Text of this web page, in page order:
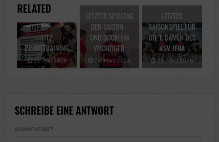
RELATED
U12
PROBETRAINING
21. Mai 2026
LETZTER SPIELTAG
DER SAISON –
UND DOCH EIN
WICHTIGER
26. März 2026
LETZTES
SAISONSPIEL FÜR
DIE 1. DAMEN DES
VSV JENA
25. März 2026
SCHREIBE EINE ANTWORT
KOMMENTARE*